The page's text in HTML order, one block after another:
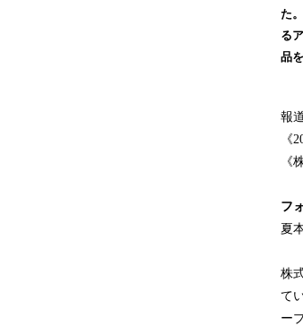
た
る
品
報
《
《
フ
夏
株
て
ー